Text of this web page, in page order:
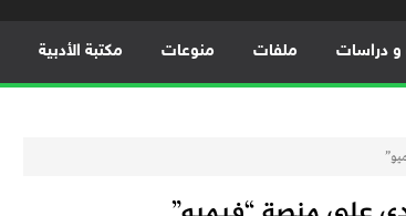
و دراسات ملفات منوعات مكتبة الأدبية